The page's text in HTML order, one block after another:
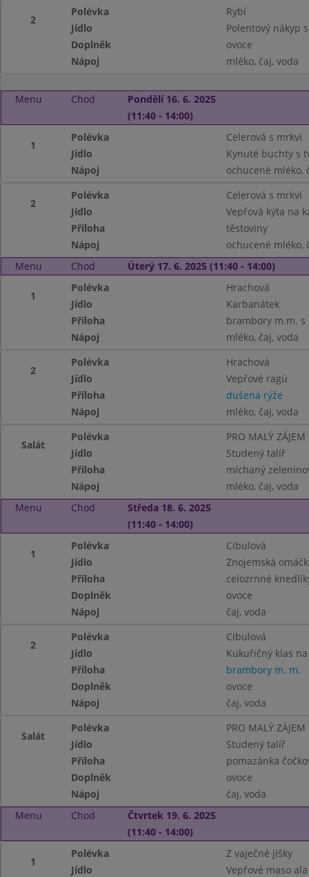
2
Polévka
Rybí
Jídlo
Polentový nákyp
Doplněk
ovoce
Nápoj
mléko, čaj, voda
Menu Chod
Pondělí 16. 6. 2025
(11:40 - 14:00)
1
Polévka
Celerová s mrkví
Jídlo
Kynuté buchty s
Nápoj
ochucené mléko,
2
Polévka
Celerová s mrkví
Jídlo
Vepřová kýta na
Příloha
těstoviny
Nápoj
ochucené mléko,
Menu
Chod Úterý 17. 6. 2025 (11:40 - 14:00)
1
Polévka
Hrachová
Jídlo
Karbanátek
Příloha
brambory m.m. s
Nápoj
mléko, čaj, voda
2
Polévka
Hrachová
Jídlo
Vepřové ragú
Příloha
dušená rýže
Nápoj
mléko, čaj, voda
Salát
Polévka
PRO MALÝ
Jídlo
Studený talíř
Příloha
míchaný
Nápoj
mléko, čaj, voda
Menu
Chod
Středa 18. 6. 2025
(11:40 - 14:00)
1
Polévka
Cibulová
Jídlo
Znojemská
Příloha
celozrnné
Doplněk
ovoce
Nápoj
čaj, voda
2
Polévka
Cibulová
Jídlo
Kukuřičný klas
Příloha
brambory m. m.
Doplněk
ovoce
Nápoj
čaj, voda
Salát
Polévka
PRO MALÝ
Jídlo
Studený talíř
Příloha
pomazánka
Doplněk
ovoce
Nápoj
čaj, voda
Menu
Chod
Čtvrtek 19. 6. 2025
(11:40 - 14:00)
1
Polévka
Z vaječné jíšky
Jídlo
Vepřové maso